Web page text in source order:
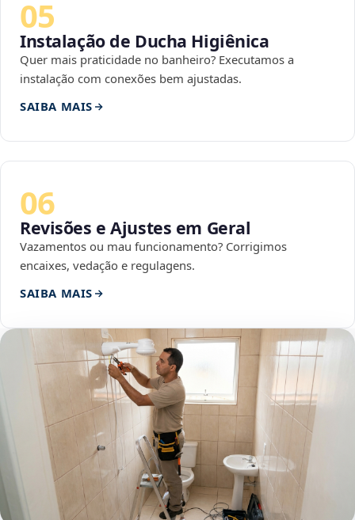
05
Instalação de Ducha Higiênica
Quer mais praticidade no banheiro? Executamos a
instalação com conexões bem ajustadas.
SAIBA MAIS
06
Revisões e Ajustes em Geral
Vazamentos ou mau funcionamento? Corrigimos
encaixes, vedação e regulagens.
SAIBA MAIS